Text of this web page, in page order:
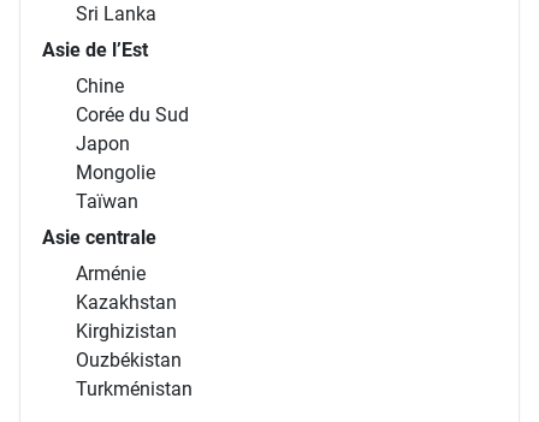
Sri Lanka
Asie de l’Est
Chine
Corée du Sud
Japon
Mongolie
Taïwan
Asie centrale
Arménie
Kazakhstan
Kirghizistan
Ouzbékistan
Turkménistan